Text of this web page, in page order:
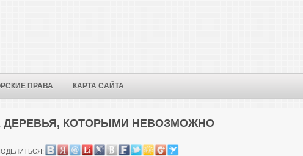
ПРАВА КАРТА САЙТА
КОТОРЫМИ НЕВОЗМОЖНО